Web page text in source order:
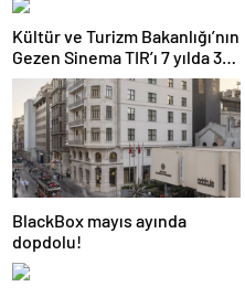
Kültür ve Turizm Bakanlığı’nın
Gezen Sinema TIR’ı 7 yılda 358
ilçeye ulaştı
BlackBox mayıs ayında
dopdolu!